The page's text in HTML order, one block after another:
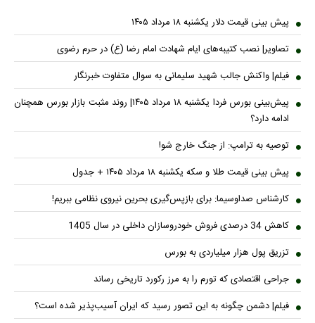
پیش ‌بینی قیمت دلار یکشنبه ۱۸ مرداد ۱۴۰۵
تصاویر| نصب کتیبه‌های ایام شهادت امام رضا (ع) در حرم رضوی
فیلم| واکنش جالب شهید سلیمانی به سوال متفاوت خبرنگار
پیش‌بینی بورس فردا یکشنبه ۱۸ مرداد ۱۴۰۵| روند مثبت بازار بورس همچنان
ادامه دارد؟
توصیه به ترامپ: از جنگ خارج شو!
پیش بینی قیمت طلا و سکه یکشنبه ۱۸ مرداد ۱۴۰۵ + جدول
کارشناس صداوسیما: برای بازپس‌گیری بحرین نیروی نظامی ببریم!
کاهش 34 درصدی فروش خودروسازان داخلی در سال 1405
تزریق پول هزار میلیاردی به بورس
جراحی اقتصادی که تورم را به مرز رکورد تاریخی رساند
فیلم| دشمن چگونه به این تصور رسید که ایران آسیب‌پذیر شده است؟